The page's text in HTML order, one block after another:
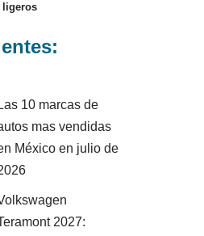
ligeros
Las 10 marcas de
mas vendidas
México en julio de
2027: